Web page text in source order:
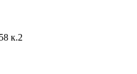
к.2